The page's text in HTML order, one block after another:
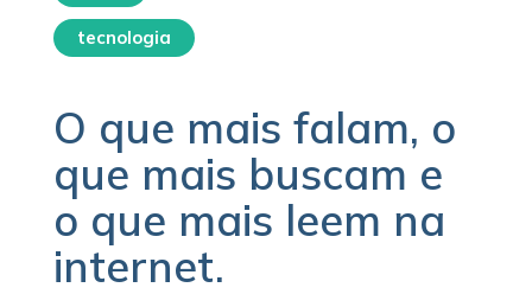
tecnologia
O que mais falam, o
que mais buscam e
o que mais leem na
internet.